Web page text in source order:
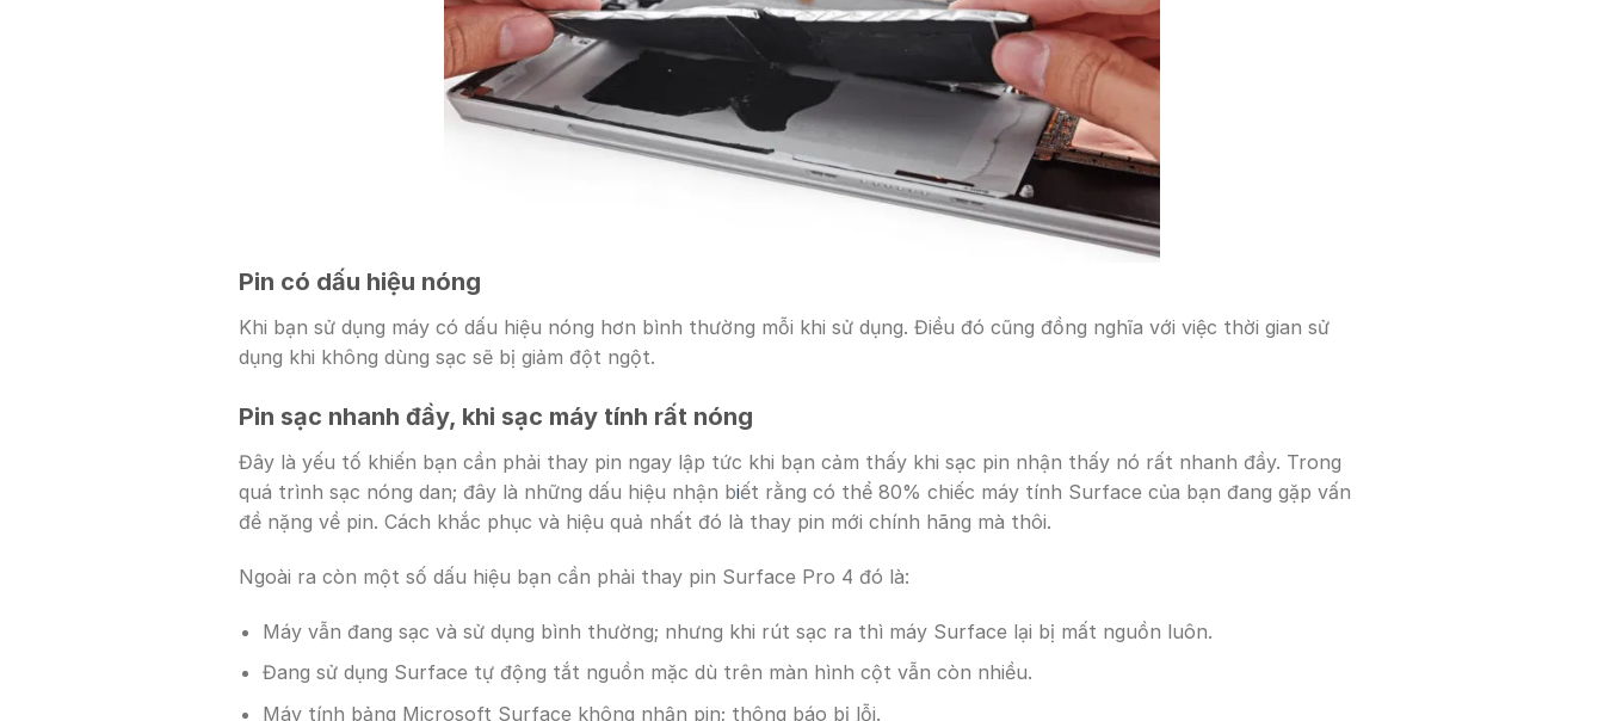
Pin có dấu hiệu nóng
Khi bạn sử dụng máy có dấu hiệu nóng hơn bình thường mỗi khi sử dụng. Điều đó cũng đồng nghĩa với việc thời gian sử
dụng khi không dùng sạc sẽ bị giảm đột ngột.
Pin sạc nhanh đầy, khi sạc máy tính rất nóng
Đây là yếu tố khiến bạn cần phải thay pin ngay lập tức khi bạn cảm thấy khi sạc pin nhận thấy nó rất nhanh đầy. Trong
quá trình sạc nóng dan; đây là những dấu hiệu nhận biết rằng có thể 80% chiếc máy tính Surface của bạn đang gặp vấn
đề nặng về pin. Cách khắc phục và hiệu quả nhất đó là thay pin mới chính hãng mà thôi.
Ngoài ra còn một số dấu hiệu bạn cần phải thay pin Surface Pro 4 đó là:
Máy vẫn đang sạc và sử dụng bình thường; nhưng khi rút sạc ra thì máy Surface lại bị mất nguồn luôn.
Đang sử dụng Surface tự động tắt nguồn mặc dù trên màn hình cột vẫn còn nhiều.
Máy tính bảng Microsoft Surface không nhận pin; thông báo bị lỗi.